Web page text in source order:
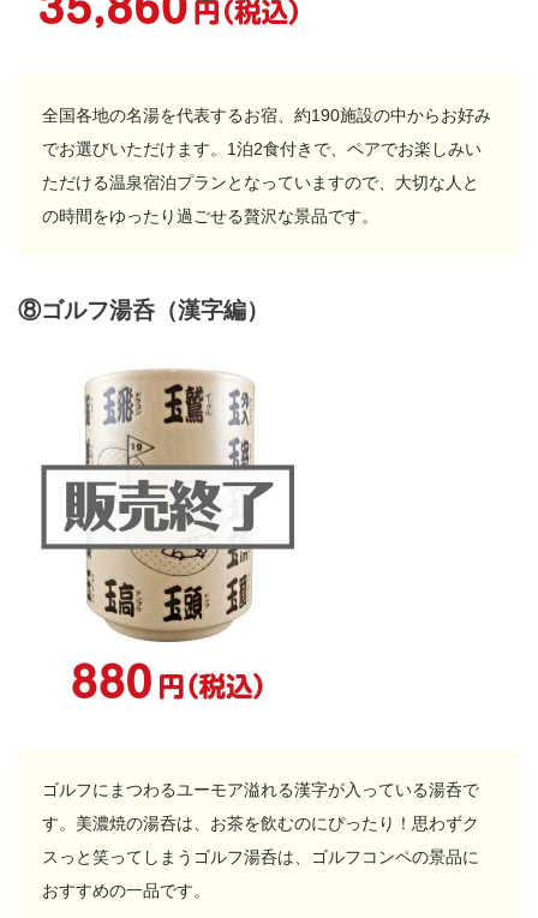
全国各地の名湯を代表するお宿、約190施設の中からお好み
でお選びいただけます。1泊2食付きで、ペアでお楽しみい
ただける温泉宿泊プランとなっていますので、大切な人と
の時間をゆったり過ごせる贅沢な景品です。
⑧ゴルフ湯呑（漢字編）
ゴルフにまつわるユーモア溢れる漢字が入っている湯呑で
す。美濃焼の湯呑は、お茶を飲むのにぴったり！思わずク
スっと笑ってしまうゴルフ湯呑は、ゴルフコンペの景品に
おすすめの一品です。